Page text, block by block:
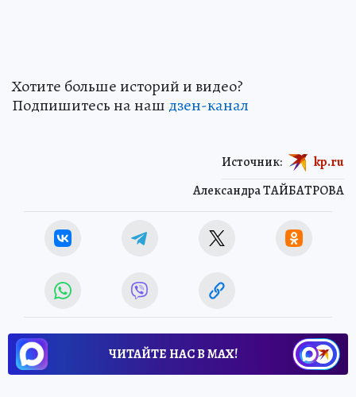
Хотите больше историй и видео?
Подпишитесь на наш дзен-канал
Александра ТАЙБАТРОВА
Источник: kp.ru
ЧИТАЙТЕ НАС В МАХ!